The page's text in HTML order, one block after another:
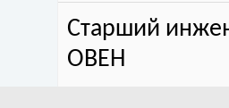
Старший
ОВЕН